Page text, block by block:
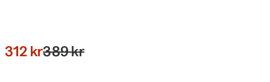
312 kr389 kr